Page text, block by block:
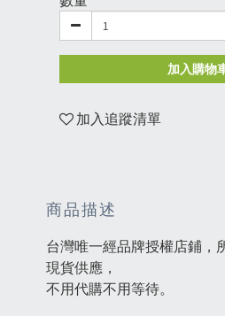
加入購物
加入追蹤清單
商品描述
台灣唯一經品牌授權店鋪，
現貨供應，
不用代購不用等待。